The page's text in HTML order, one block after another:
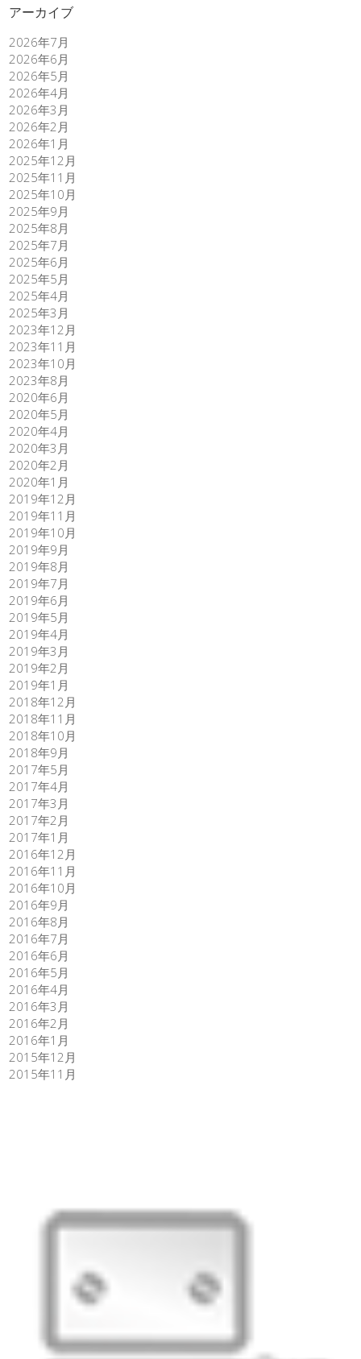
アーカイブ
2026年7月
2026年6月
2026年5月
2026年4月
2026年3月
2026年2月
2026年1月
2025年12月
2025年11月
2025年10月
2025年9月
2025年8月
2025年7月
2025年6月
2025年5月
2025年4月
2025年3月
2023年12月
2023年11月
2023年10月
2023年8月
2020年6月
2020年5月
2020年4月
2020年3月
2020年2月
2020年1月
2019年12月
2019年11月
2019年10月
2019年9月
2019年8月
2019年7月
2019年6月
2019年5月
2019年4月
2019年3月
2019年2月
2019年1月
2018年12月
2018年11月
2018年10月
2018年9月
2017年5月
2017年4月
2017年3月
2017年2月
2017年1月
2016年12月
2016年11月
2016年10月
2016年9月
2016年8月
2016年7月
2016年6月
2016年5月
2016年4月
2016年3月
2016年2月
2016年1月
2015年12月
2015年11月